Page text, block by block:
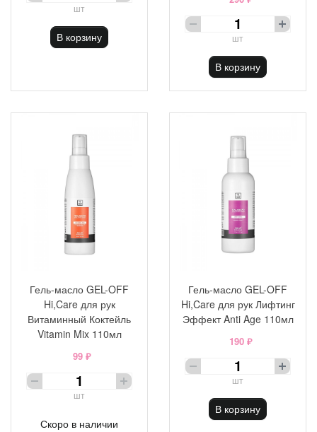
шт
В корзину шт
В корзину
Гель-масло GEL-OFF
Hi,Care для рук
Витаминный Коктейль
Vitamin Mix 110мл
99 ₽
шт
Скоро в наличии
Гель-масло GEL-OFF
Hi,Care для рук Лифтинг
Эффект Anti Age 110мл
190 ₽
шт
В корзину